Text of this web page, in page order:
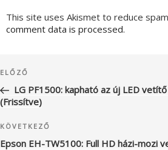
This site uses Akismet to reduce
comment data is processed.
navigáció
Korábbi
bejegyzés
ELŐZŐ
LG PF1500: kapható az új LED
(Frissítve)
Következő
bejegyzés
KÖVETKEZŐ
Epson EH-TW5100: Full HD házi-mozi